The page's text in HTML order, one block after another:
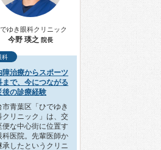
ゆき眼科クリニック
今野 瑛之 院長
科
障治療からスポーツ
まで、今につながる
後の診療経験
市青葉区「ひでゆき
クリニック」は、交
便な中心街に位置す
科医院。先輩医師か
承したというクリニ